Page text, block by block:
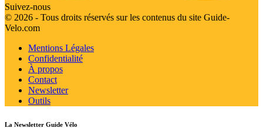
Suivez-nous
© 2026 - Tous droits réservés sur les contenus du site Guide-
Velo.com
Mentions Légales
Confidentialité
À propos
Contact
Newsletter
Outils
La Newsletter Guide Vélo